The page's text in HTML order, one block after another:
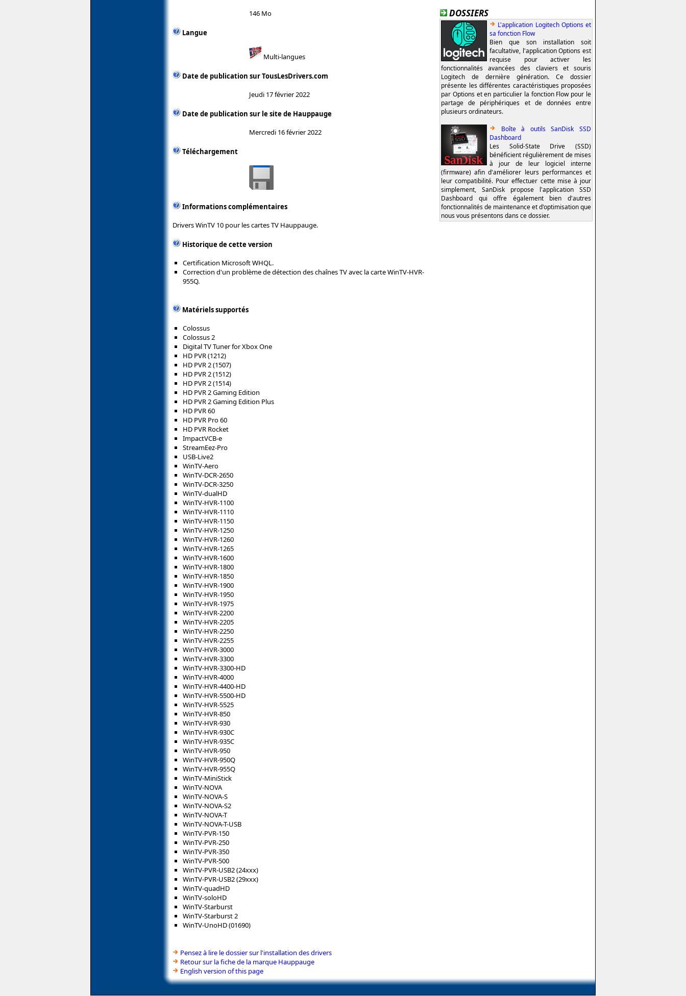
146 Mo
Langue
Multi-langues
Date de publication sur TousLesDrivers.com
Jeudi 17 février 2022
Date de publication sur le site de Hauppauge
Mercredi 16 février 2022
Téléchargement
Informations complémentaires
Drivers WinTV 10 pour les cartes TV Hauppauge.
Historique de cette version
Certification Microsoft WHQL.
Correction d'un problème de détection des chaînes TV avec la carte WinTV-HVR-
955Q.
Matériels supportés
Colossus
Colossus 2
Digital TV Tuner for Xbox One
HD PVR (1212)
HD PVR 2 (1507)
HD PVR 2 (1512)
HD PVR 2 (1514)
HD PVR 2 Gaming Edition
HD PVR 2 Gaming Edition Plus
HD PVR 60
HD PVR Pro 60
HD PVR Rocket
ImpactVCB-e
StreamEez-Pro
USB-Live2
WinTV-Aero
WinTV-DCR-2650
WinTV-DCR-3250
WinTV-dualHD
WinTV-HVR-1100
WinTV-HVR-1110
WinTV-HVR-1150
WinTV-HVR-1250
WinTV-HVR-1260
WinTV-HVR-1265
WinTV-HVR-1600
WinTV-HVR-1800
WinTV-HVR-1850
WinTV-HVR-1900
WinTV-HVR-1950
WinTV-HVR-1975
WinTV-HVR-2200
WinTV-HVR-2205
WinTV-HVR-2250
WinTV-HVR-2255
WinTV-HVR-3000
WinTV-HVR-3300
WinTV-HVR-3300-HD
WinTV-HVR-4000
WinTV-HVR-4400-HD
WinTV-HVR-5500-HD
WinTV-HVR-5525
WinTV-HVR-850
WinTV-HVR-930
WinTV-HVR-930C
WinTV-HVR-935C
WinTV-HVR-950
WinTV-HVR-950Q
WinTV-HVR-955Q
WinTV-MiniStick
WinTV-NOVA
WinTV-NOVA-S
WinTV-NOVA-S2
WinTV-NOVA-T
WinTV-NOVA-T-USB
WinTV-PVR-150
WinTV-PVR-250
WinTV-PVR-350
WinTV-PVR-500
WinTV-PVR-USB2 (24xxx)
WinTV-PVR-USB2 (29xxx)
WinTV-quadHD
WinTV-soloHD
WinTV-Starburst
WinTV-Starburst 2
WinTV-UnoHD (01690)
Pensez à lire le dossier sur l'installation des drivers
Retour sur la fiche de la marque Hauppauge
English version of this page
DOSSIERS
L'application Logitech Options et
sa fonction Flow
Bien que son installation soit
facultative, l'application Options est
requise pour activer les
fonctionnalités avancées des claviers et souris
Logitech de dernière génération. Ce dossier
présente les différentes caractéristiques proposées
par Options et en particulier la fonction Flow pour le
partage de périphériques et de données entre
plusieurs ordinateurs.
Boîte à outils SanDisk SSD
Dashboard
Les Solid-State Drive (SSD)
bénéficient régulièrement de mises
à jour de leur logiciel interne
(firmware) afin d'améliorer leurs performances et
leur compatibilité. Pour effectuer cette mise à jour
simplement, SanDisk propose l'application SSD
Dashboard qui offre également bien d'autres
fonctionnalités de maintenance et d'optimisation que
nous vous présentons dans ce dossier.